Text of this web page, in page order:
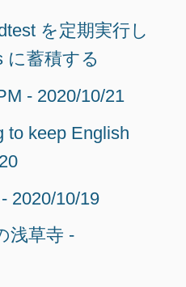
を定期実行し
に蓄積する
- 2020/10/21
to keep English
2020/10/19
浅草寺 -